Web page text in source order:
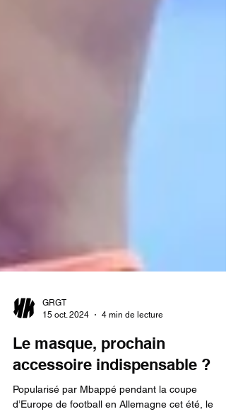
15 oct. 2024
4 min de lecture
Le masque, prochain
accessoire indispensable ?